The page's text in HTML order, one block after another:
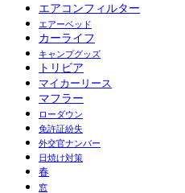
エアコンフィルター
エアーベッド
カーライフ
キャンプグッズ
トリビア
マイカーリース
マフラー
ローダウン
免許証紛失
外交官ナンバー
日焼け対策
春
窓